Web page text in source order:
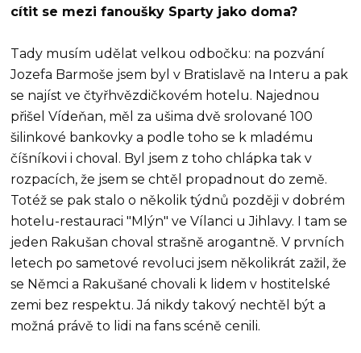
cítit se mezi fanoušky Sparty jako doma?
Tady musím udělat velkou odbočku: na pozvání
Jozefa Barmoše jsem byl v Bratislavě na Interu a pak
se najíst ve čtyřhvězdičkovém hotelu. Najednou
přišel Vídeňan, měl za ušima dvě srolované 100
šilinkové bankovky a podle toho se k mladému
číšníkovi i choval. Byl jsem z toho chlápka tak v
rozpacích, že jsem se chtěl propadnout do země.
Totéž se pak stalo o několik týdnů později v dobrém
hotelu-restauraci "Mlýn" ve Vílanci u Jihlavy. I tam se
jeden Rakušan choval strašně arogantně. V prvních
letech po sametové revoluci jsem několikrát zažil, že
se Němci a Rakušané chovali k lidem v hostitelské
zemi bez respektu. Já nikdy takový nechtěl být a
možná právě to lidi na fans scéně cenili.